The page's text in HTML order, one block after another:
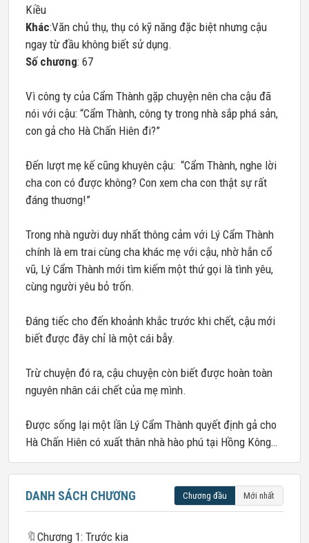
Kiều
Khác:Văn chủ thụ, thụ có kỹ năng đặc biệt nhưng cậu
ngay từ đầu không biết sử dụng.
Số chương: 67
Vì công ty của Cẩm Thành gặp chuyện nên cha cậu đã
nói với cậu: “Cẩm Thành, công ty trong nhà sắp phá sản,
con gả cho Hà Chấn Hiên đi?”
Đến lượt mẹ kế cũng khuyên cậu: “Cẩm Thành, nghe lời
cha con có được không? Con xem cha con thật sự rất
đáng thuơng!”
Trong nhà người duy nhất thông cảm với Lý Cẩm Thành
chính là em trai cùng cha khác mẹ với cậu, nhờ hắn cổ
vũ, Lý Cẩm Thành mới tìm kiếm một thứ gọi là tình yêu,
cùng người yêu bỏ trốn.
Đáng tiếc cho đến khoảnh khắc trước khi chết, cậu mới
biết được đây chỉ là một cái bẫy.
Trừ chuyện đó ra, cậu chuyện còn biết được hoàn toàn
nguyên nhân cái chết của mẹ mình.
Được sống lại một lần Lý Cẩm Thành quyết định gả cho
Hà Chấn Hiên có xuất thân nhà hào phú tại Hồng Kông…
DANH SÁCH CHƯƠNG Chương đầu Mới nhất
🔖 Chương 1: Trước kia